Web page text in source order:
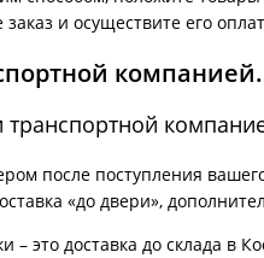
и осуществите его
компанией.
транспортной
после поступления
«до двери»,
– это доставка до склада в